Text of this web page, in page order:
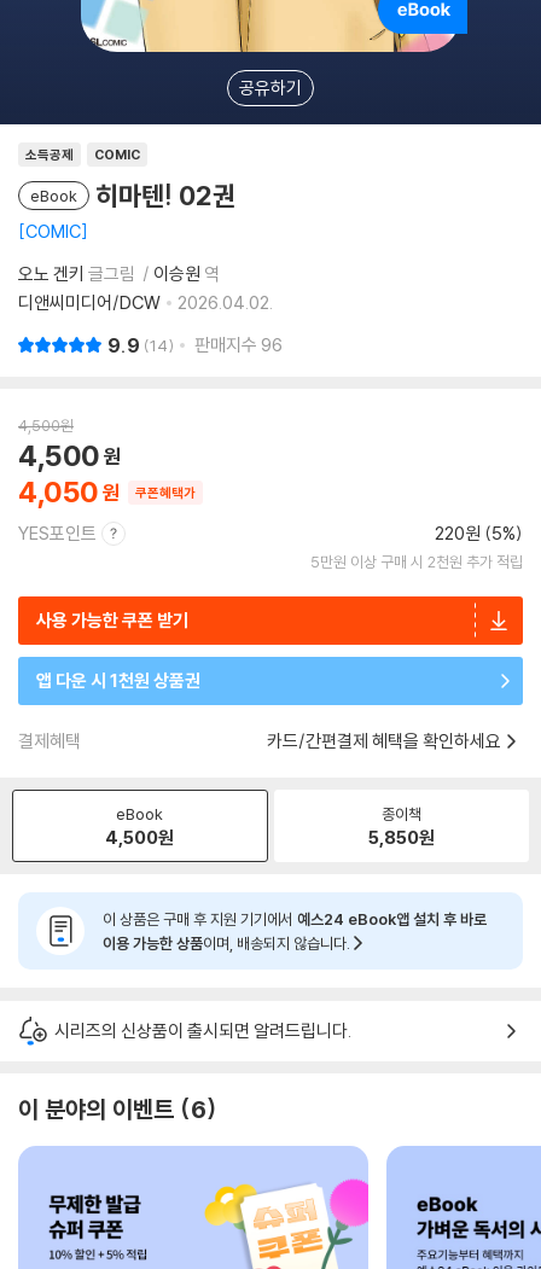
공유하기
소득공제 COMIC
eBook 히마텐! 02권
COMIC
오노 겐키 글그림 이승원 역
디앤씨미디어/DCW
2026.04.02.
9.9 14 판매지수 96
4,500원
4,050
4,500
쿠폰혜택가
YES포인트 220원 (5%)
5만원 이상 구매 시 2천원 추가 적립
사용 가능한 쿠폰 받기
앱 다운 시 1천원 상품권
결제혜택 카드/간편결제 혜택을 확인하세요
eBook
4,500원
종이책
5,850원
이 상품은 구매 후 지원 기기에서 예스24 eBook앱 설치 후 바로
이용 가능한 상품이며, 배송되지 않습니다.
시리즈의 신상품이 출시되면 알려드립니다.
이 분야의 이벤트 6